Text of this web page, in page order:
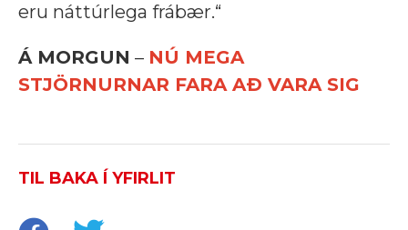
eru náttúrlega frábær.“
Á MORGUN – NÚ MEGA
STJÖRNURNAR FARA AÐ VARA SIG
TIL BAKA Í YFIRLIT